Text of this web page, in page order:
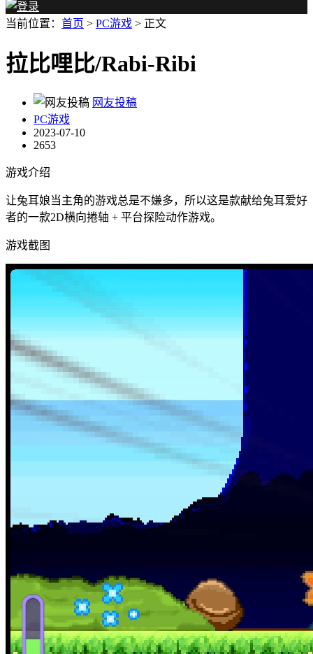
当前位置： 首页 > PC游戏 > 正文
拉比哩比/Rabi-Ribi
网友投稿
PC游戏
2023-07-10
2653
游戏介绍
让兔耳娘当主角的游戏总是不嫌多，所以这是款献给兔耳爱好
者的一款2D横向捲轴 + 平台探险动作游戏。
游戏截图